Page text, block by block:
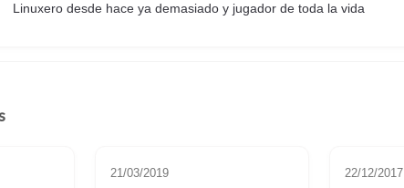
Linuxero desde hace ya demasiado y jugador de toda la vida
21/03/2019 22/12/2017